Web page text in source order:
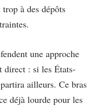
à des dépôts
une approche
direct : si les États-
ailleurs. Ce bras
déjà lourde pour les